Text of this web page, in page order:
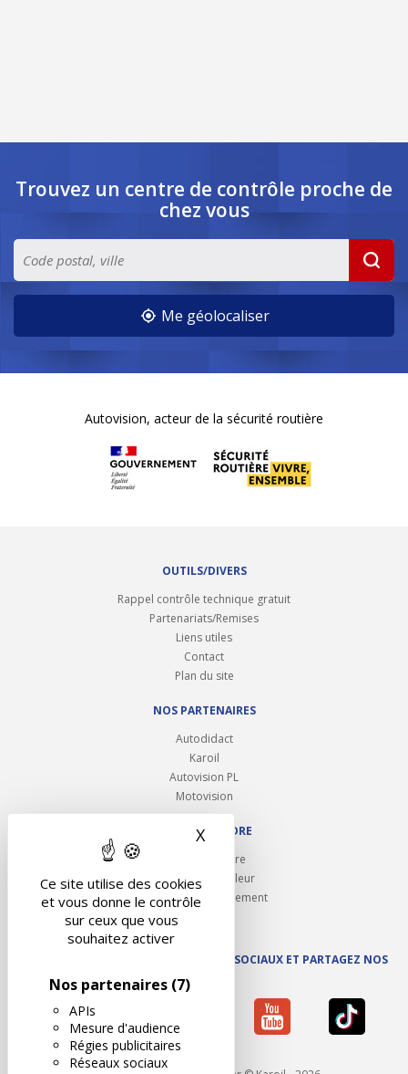
Ce site utilise des cookies
et vous donne le contrôle
sur ceux que vous
souhaitez activer
Nos partenaires (7)
APIs
Mesure d'audience
Régies publicitaires
Réseaux sociaux
X Masquer le bandeau des
Trouvez un centre de contrôle proche de
chez vous
Me géolocaliser
Autovision, acteur de la sécurité routière
OUTILS/DIVERS
Rappel contrôle technique gratuit
Partenariats/Remises
Liens utiles
Contact
Plan du site
NOS PARTENAIRES
Autodidact
Karoil
Autovision PL
Motovision
NOUS REJOINDRE
Ouvrir un centre
Devenez contrôleur
Carrières et recrutement
SUIVEZ AUTOVISION SUR LES RÉSEAUX SOCIAUX ET PARTAGEZ NOS
ACTUS